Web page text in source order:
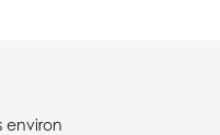
environ